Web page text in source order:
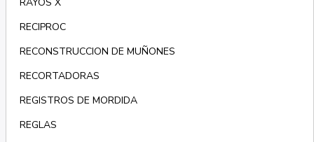
RECIPROC
RECONSTRUCCION DE MUÑONES
RECORTADORAS
REGISTROS DE MORDIDA
REGLAS